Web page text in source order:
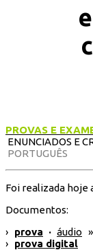
PROVAS E
ENUNCIADOS E
PORTUGUÊS
Foi realizada hoje
Documentos:
› prova · áudio
› prova digital